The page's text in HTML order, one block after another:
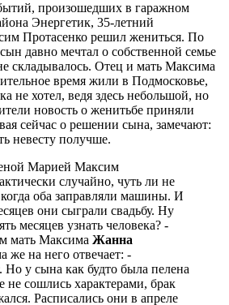
произошедших в гаражном
Энергетик, 35-летний
Протасенко решил жениться. По
давно мечтал о собственной семье
складывалось. Отец и мать Максима
время жили в Подмосковье,
не хотел, ведя здесь небольшой, но
новость о женитьбе приняли
сейчас о решении сына, замечают:
невесту получше.
Марией Максим
случайно, чуть ли не
когда оба заправляли машины. И
они сыграли свадьбу. Ну
месяцев узнать человека? -
мать Максима Жанна
же на него отвечает: -
Но у сына как будто была пелена
не сошлись характерами, брак
Расписались они в апреле